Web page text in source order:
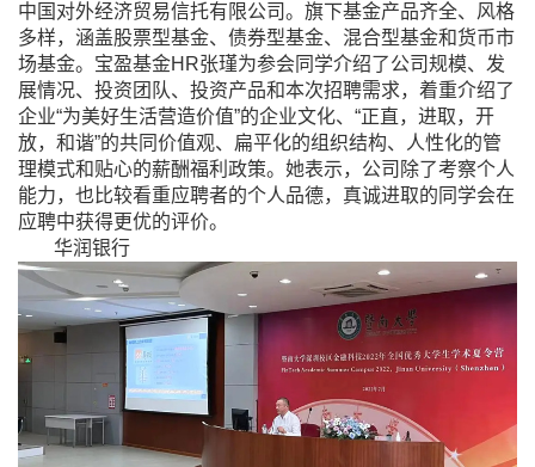
中国对外经济贸易信托有限公司。旗下基金产品齐全、风格
多样，涵盖股票型基金、债券型基金、混合型基金和货币市
场基金。宝盈基金HR张瑾为参会同学介绍了公司规模、发
展情况、投资团队、投资产品和本次招聘需求，着重介绍了
企业“为美好生活营造价值”的企业文化、“正直，进取，开
放，和谐”的共同价值观、扁平化的组织结构、人性化的管
理模式和贴心的薪酬福利政策。她表示，公司除了考察个人
能力，也比较看重应聘者的个人品德，真诚进取的同学会在
应聘中获得更优的评价。
华润银行